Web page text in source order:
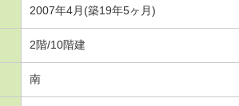
2007年4月(築19年5ヶ月)
2階/10階建
南